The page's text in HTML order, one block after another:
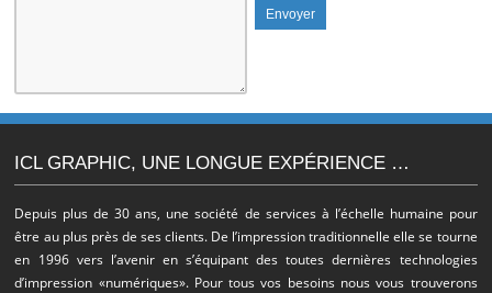
ICL GRAPHIC, UNE LONGUE EXPÉRIENCE …
Depuis plus de 30 ans, une société de services à l’échelle humaine pour
être au plus près de ses clients. De l’impression traditionnelle elle se tourne
en 1996 vers l’avenir en s’équipant des toutes dernières technologies
d’impression «numériques». Pour tous vos besoins nous vous trouverons